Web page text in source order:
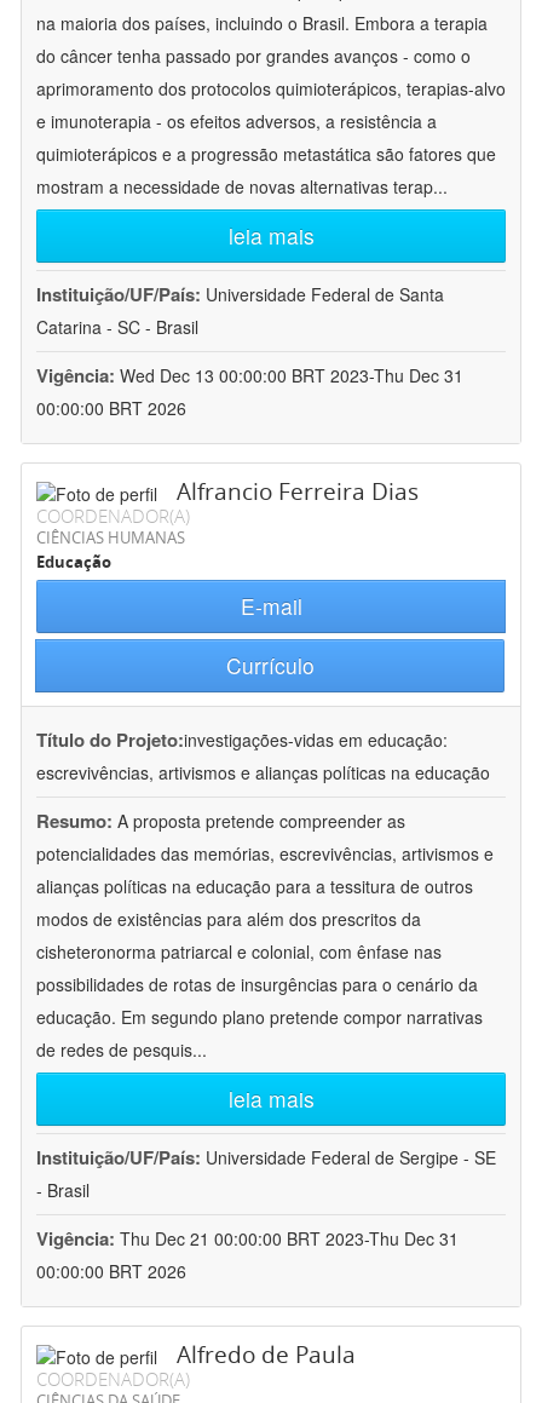
na maioria dos países, incluindo o Brasil. Embora a terapia
do câncer tenha passado por grandes avanços - como o
aprimoramento dos protocolos quimioterápicos, terapias-alvo
e imunoterapia - os efeitos adversos, a resistência a
quimioterápicos e a progressão metastática são fatores que
mostram a necessidade de novas alternativas terap...
leia mais
Instituição/UF/País: Universidade Federal de Santa
Catarina - SC - Brasil
Vigência: Wed Dec 13 00:00:00 BRT 2023-Thu Dec 31
00:00:00 BRT 2026
Alfrancio Ferreira Dias
COORDENADOR(A)
CIÊNCIAS HUMANAS
Educação
E-mail
Currículo
Título do Projeto:investigações-vidas em educação:
escrevivências, artivismos e alianças políticas na educação
Resumo: A proposta pretende compreender as
potencialidades das memórias, escrevivências, artivismos e
alianças políticas na educação para a tessitura de outros
modos de existências para além dos prescritos da
cisheteronorma patriarcal e colonial, com ênfase nas
possibilidades de rotas de insurgências para o cenário da
educação. Em segundo plano pretende compor narrativas
de redes de pesquis...
leia mais
Instituição/UF/País: Universidade Federal de Sergipe - SE
- Brasil
Vigência: Thu Dec 21 00:00:00 BRT 2023-Thu Dec 31
00:00:00 BRT 2026
Alfredo de Paula
COORDENADOR(A)